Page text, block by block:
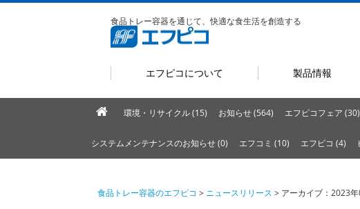
食品トレー容器を通じて、快適な食生活を創造する
エフピコについて 製品情報
環境・リサイクル (15) お知らせ (564) エフピコフェア (30)
システムメンテナンスのお知らせ (0) エフコミ (10) エフピコ (4)
食品トレー容器のエフピコ > ニュースリリース > アーカイブ：2023年